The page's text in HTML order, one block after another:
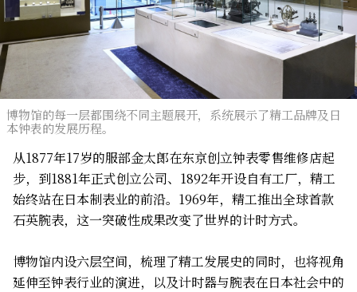
博物馆的每一层都围绕不同主题展开，系统展示了精工品牌及日
本钟表的发展历程。
从1877年17岁的服部金太郎在东京创立钟表零售维修店起
步，到1881年正式创立公司、1892年开设自有工厂，精工
始终站在日本制表业的前沿。1969年，精工推出全球首款
石英腕表，这一突破性成果改变了世界的计时方式。
博物馆内设六层空间，梳理了精工发展史的同时，也将视角
延伸至钟表行业的演进，以及计时器与腕表在日本社会中的